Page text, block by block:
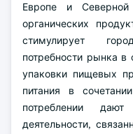
Европе и
органических
стимулирует
потребности рынка
упаковки пищевых
питания в
потреблении
деятельности,